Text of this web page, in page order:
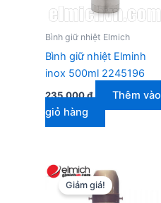
Bình giữ nhiệt Elmich
Bình giữ nhiệt Elminh
inox 500ml 2245196
235.000₫
Thêm vào
giỏ hàng
Giảm giá!